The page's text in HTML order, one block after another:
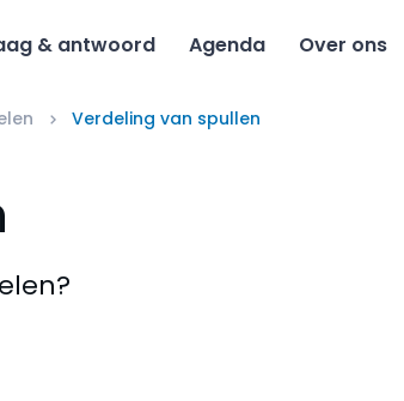
& antwoord Agenda Over ons
Verdeling van spullen